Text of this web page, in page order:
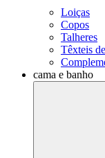
Loiças
Copos
Talheres
Têxteis
cama e banho